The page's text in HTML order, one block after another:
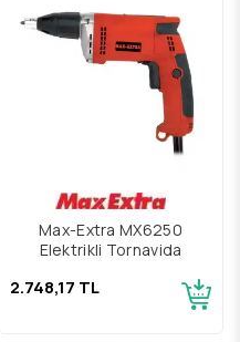
Max-Extra MX6250
Elektrikli Tornavida
2.748,17 TL